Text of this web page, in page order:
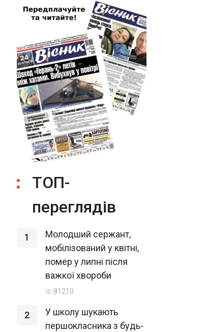
ТОП-
переглядів
1
Молодший сержант,
мобілізований у квітні,
помер у липні після
важкої хвороби
81210
2
У школу шукають
першокласника з будь-